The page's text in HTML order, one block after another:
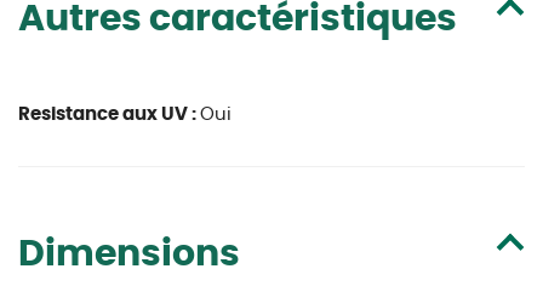
Autres caractéristiques
Resistance aux UV : Oui
Dimensions